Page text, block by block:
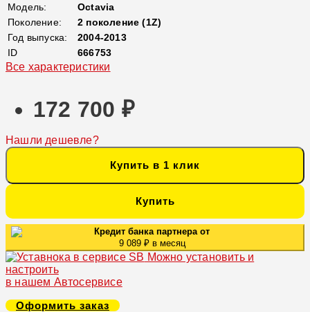
Модель:
Octavia
Поколение:
2 поколение (1Z)
Год выпуска:
2004-2013
ID
666753
Все характеристики
172 700 ₽
Нашли дешевле?
Купить в 1 клик
Купить
Кредит банка партнера от
9 089 ₽ в месяц
Можно установить и
настроить
в нашем Автосервисе
Оформить заказ